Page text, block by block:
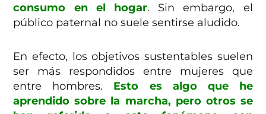
consumo en el hogar. Sin embargo, el
público paternal no suele sentirse aludido.
En efecto, los objetivos sustentables suelen
ser más respondidos entre mujeres que
entre hombres. Esto es algo que he
aprendido sobre la marcha, pero otros se